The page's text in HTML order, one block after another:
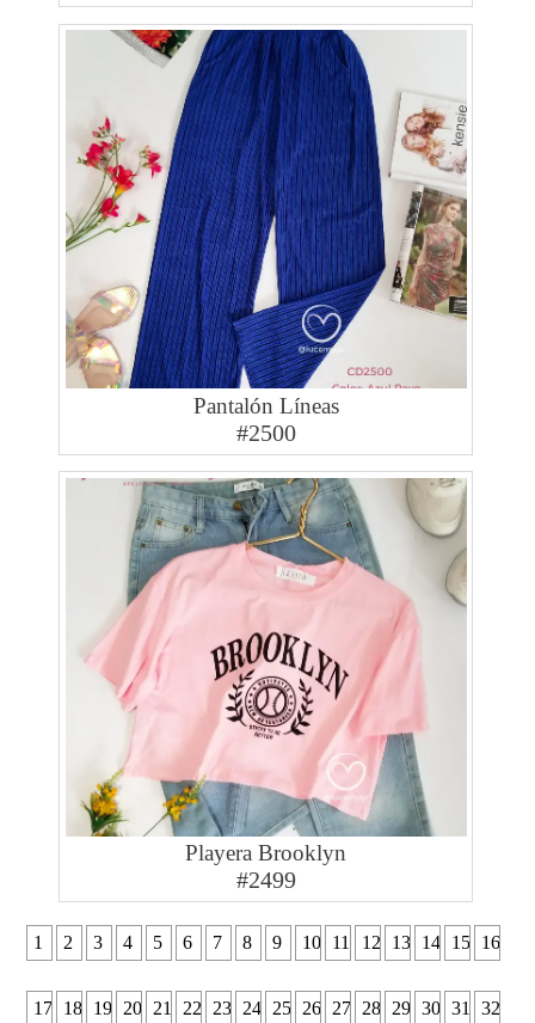
Pantalón Líneas
#2500
Playera Brooklyn
#2499
1 2 3 4 5 6 7 8 9 10 11 12 13 14 15 16
17 18 19 20 21 22 23 24 25 26 27 28 29 30 31 32